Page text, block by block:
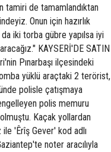
tamiri de tamamlandıktan
Onun için hazırlık
da iki torba gübre yapılsa iyi
KAYSERİ'DE SATIN
Pınarbaşı ilçesindeki
yüklü araçtaki 2 terörist,
polisle çatışmaya
polis memuru
Kaçak yollardan
'Êrîş Gever' kod adlı
noter aracılıyla